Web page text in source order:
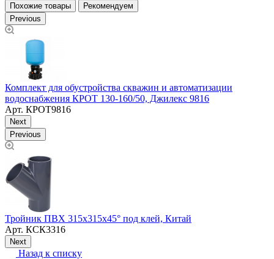
Похожие товары
Рекомендуем
Previous
Комплект для обустройства скважин и автоматизации
водоснабжения КРОТ 130-160/50, Джилекс 9816
Арт. КРОТ9816
Next
Previous
Тройник ПВХ 315х315х45° под клей, Китай
Арт. КСК3316
Next
Назад к списку